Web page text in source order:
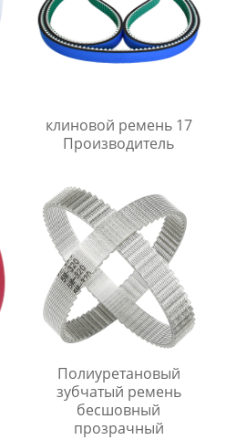
клиновой ремень 17
Производитель
Полиуретановый
зубчатый ремень
бесшовный
прозрачный